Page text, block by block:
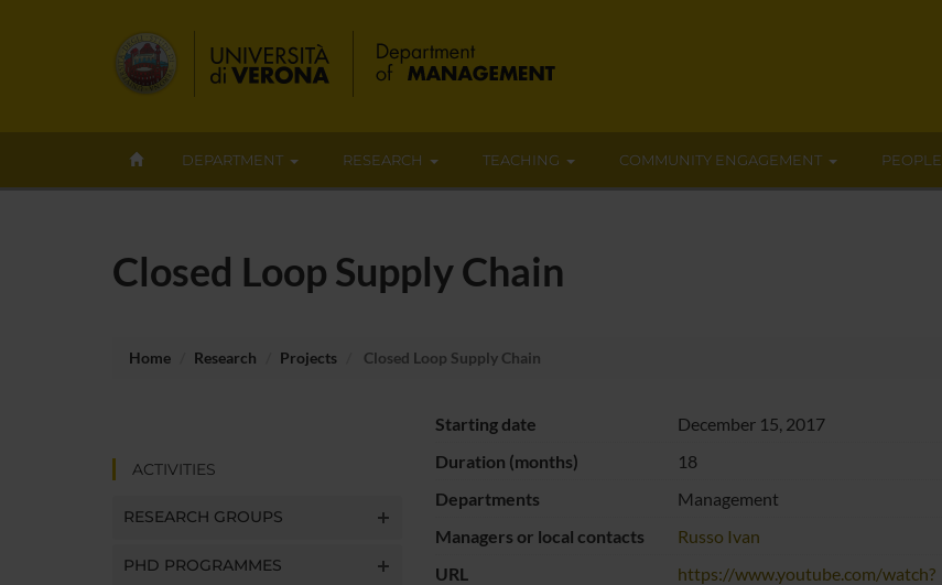
DEPARTMENT RESEARCH TEACHING COMMUNITY ENGAGEMENT PEOPLE
Closed Loop Supply Chain
Home Research Projects Closed Loop Supply Chain
ACTIVITIES
RESEARCH GROUPS
PHD PROGRAMMES
Starting date
December 15, 2017
Duration (months)
18
Departments
Management
Managers or local contacts
Russo Ivan
URL
https://www.youtube.com/watch?